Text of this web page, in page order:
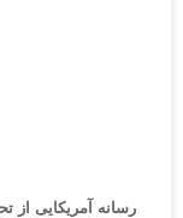
رسانه آمریکایی از